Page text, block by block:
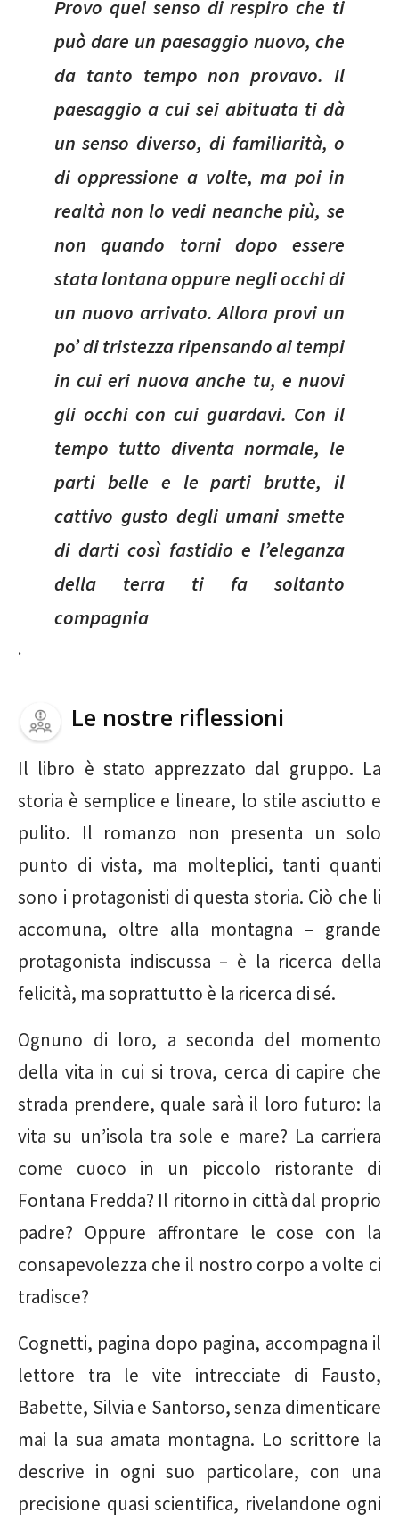
Provo quel senso di respiro che ti
può dare un paesaggio nuovo, che
da tanto tempo non provavo. Il
paesaggio a cui sei abituata ti dà
un senso diverso, di familiarità, o
di oppressione a volte, ma poi in
realtà non lo vedi neanche più, se
non quando torni dopo essere
stata lontana oppure negli occhi di
un nuovo arrivato. Allora provi un
po’ di tristezza ripensando ai tempi
in cui eri nuova anche tu, e nuovi
gli occhi con cui guardavi. Con il
tempo tutto diventa normale, le
parti belle e le parti brutte, il
cattivo gusto degli umani smette
di darti così fastidio e l’eleganza
della terra ti fa soltanto
compagnia
.
Le nostre riflessioni
Il libro è stato apprezzato dal gruppo. La
storia è semplice e lineare, lo stile asciutto e
pulito. Il romanzo non presenta un solo
punto di vista, ma molteplici, tanti quanti
sono i protagonisti di questa storia. Ciò che li
accomuna, oltre alla montagna – grande
protagonista indiscussa – è la ricerca della
felicità, ma soprattutto è la ricerca di sé.
Ognuno di loro, a seconda del momento
della vita in cui si trova, cerca di capire che
strada prendere, quale sarà il loro futuro: la
vita su un’isola tra sole e mare? La carriera
come cuoco in un piccolo ristorante di
Fontana Fredda? Il ritorno in città dal proprio
padre? Oppure affrontare le cose con la
consapevolezza che il nostro corpo a volte ci
tradisce?
Cognetti, pagina dopo pagina, accompagna il
lettore tra le vite intrecciate di Fausto,
Babette, Silvia e Santorso, senza dimenticare
mai la sua amata montagna. Lo scrittore la
descrive in ogni suo particolare, con una
precisione quasi scientifica, rivelandone ogni